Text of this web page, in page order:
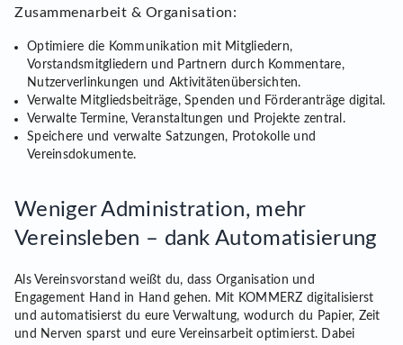
Zusammenarbeit & Organisation:
Optimiere die Kommunikation mit Mitgliedern,
Vorstandsmitgliedern und Partnern durch Kommentare,
Nutzerverlinkungen und Aktivitätenübersichten.
Verwalte Mitgliedsbeiträge, Spenden und Förderanträge digital.
Verwalte Termine, Veranstaltungen und Projekte zentral.
Speichere und verwalte Satzungen, Protokolle und
Vereinsdokumente.
Weniger Administration, mehr
Vereinsleben – dank Automatisierung
Als Vereinsvorstand weißt du, dass Organisation und
Engagement Hand in Hand gehen. Mit KOMMERZ digitalisierst
und automatisierst du eure Verwaltung, wodurch du Papier, Zeit
und Nerven sparst und eure Vereinsarbeit optimierst. Dabei